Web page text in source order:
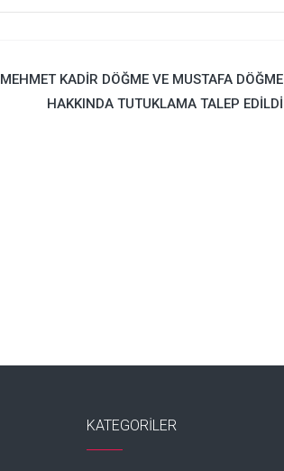
MEHMET KADİR DÖĞME VE MUSTAFA DÖĞME
HAKKINDA TUTUKLAMA TALEP EDİLDİ
KATEGORILER